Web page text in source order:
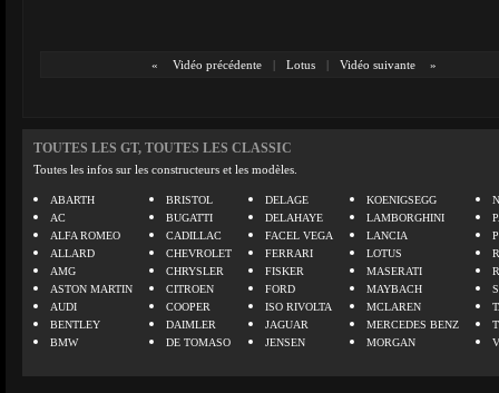
« Vidéo précédente | Lotus | Vidéo suivante »
TOUTES LES GT, TOUTES LES CLASSIC
Toutes les infos sur les constructeurs et les modèles.
ABARTH
AC
ALFA ROMEO
ALLARD
AMG
ASTON MARTIN
AUDI
BENTLEY
BMW
BRISTOL
BUGATTI
CADILLAC
CHEVROLET
CHRYSLER
CITROEN
COOPER
DAIMLER
DE TOMASO
DELAGE
DELAHAYE
FACEL VEGA
FERRARI
FISKER
FORD
ISO RIVOLTA
JAGUAR
JENSEN
KOENIGSEGG
LAMBORGHINI
LANCIA
LOTUS
MASERATI
MAYBACH
MCLAREN
MERCEDES BENZ
MORGAN